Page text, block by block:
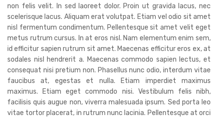
non felis velit. In sed laoreet dolor. Proin ut gravida lacus, nec
scelerisque lacus. Aliquam erat volutpat. Etiam vel odio sit amet
nisl fermentum condimentum. Pellentesque sit amet velit eget
metus rutrum cursus. In at eros nisl. Nam elementum enim sem,
id efficitur sapien rutrum sit amet. Maecenas efficitur eros ex, at
sodales nisl hendrerit a. Maecenas commodo sapien lectus, et
consequat nisi pretium non. Phasellus nunc odio, interdum vitae
faucibus at, egestas et nulla. Etiam imperdiet maximus
maximus. Etiam eget commodo nisi. Vestibulum felis nibh,
facilisis quis augue non, viverra malesuada ipsum. Sed porta leo
vitae tortor placerat, in rutrum nunc lacinia. Pellentesque at orci